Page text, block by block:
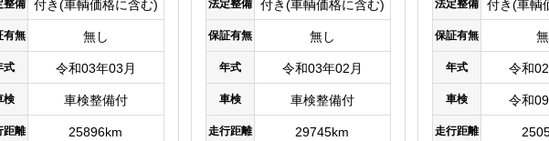
整備 付き(車輌価格に含む)
有無 無し
式 令和03年03月
検 車検整備付
距離 25896km
法定整備 付き(車輌価格に含む)
保証有無 無し
年式 令和03年02月
車検 車検整備付
走行距離 29745km
法定整備 付き(車輌
保証有無
年式 令和
車検 令和
走行距離